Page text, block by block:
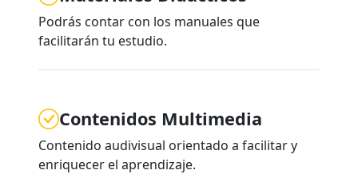
Podrás contar con los manuales que
facilitarán tu estudio.
Contenidos Multimedia
Contenido audivisual orientado a facilitar y
enriquecer el aprendizaje.